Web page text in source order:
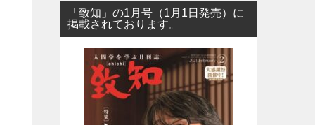
「致知」の1月号（1月1日発売）に
掲載されております。